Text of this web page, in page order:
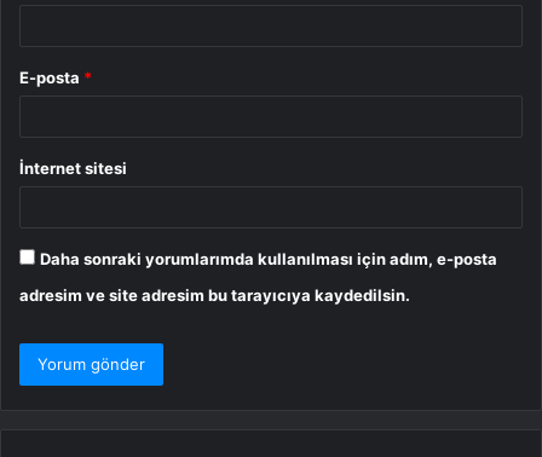
E-posta *
İnternet sitesi
Daha sonraki yorumlarımda kullanılması için adım, e-posta
adresim ve site adresim bu tarayıcıya kaydedilsin.